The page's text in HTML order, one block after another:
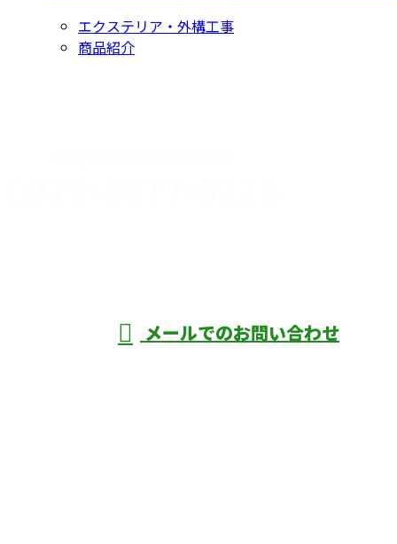
エクステリア・外構工事
商品紹介
メールでのお問い合わせ